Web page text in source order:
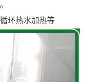
环热水加热等